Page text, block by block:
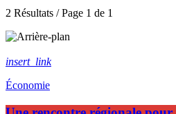
2 Résultats / Page 1 de 1
insert_link
Économie